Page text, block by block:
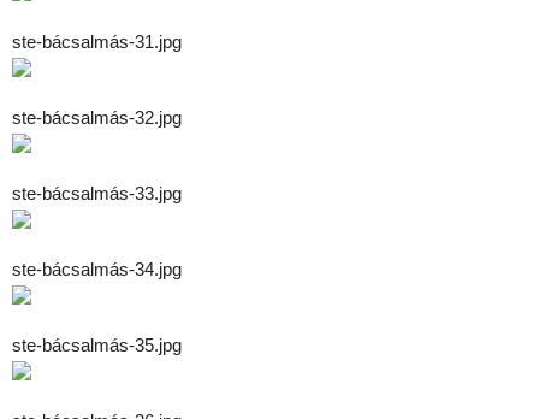
ste-bácsalmás-31.jpg
ste-bácsalmás-32.jpg
ste-bácsalmás-33.jpg
ste-bácsalmás-34.jpg
ste-bácsalmás-35.jpg